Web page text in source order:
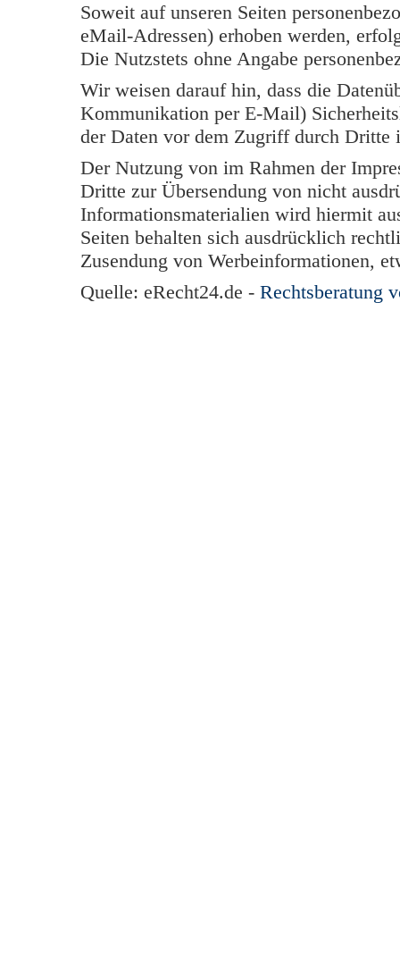
Soweit auf unseren Seiten
eMail-Adressen) erhoben werden,
Die Nutzstets ohne Angabe
Wir weisen darauf hin, dass die
Kommunikation per E-Mail)
der Daten vor dem Zugriff durch Dritte
Der Nutzung von im Rahmen der
Dritte zur Übersendung von nicht
Informationsmaterialien wird hiermit
Seiten behalten sich ausdrücklich
Zusendung von Werbeinformationen,
Quelle: eRecht24.de - Rechtsberatung